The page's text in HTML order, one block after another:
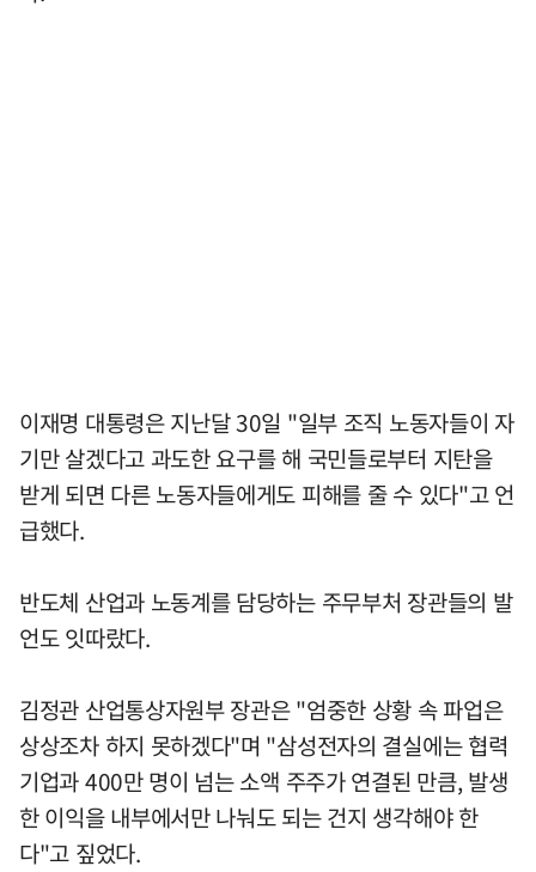
이재명 대통령은 지난달 30일 "일부 조직 노동자들이 자
기만 살겠다고 과도한 요구를 해 국민들로부터 지탄을
받게 되면 다른 노동자들에게도 피해를 줄 수 있다"고 언
급했다.
반도체 산업과 노동계를 담당하는 주무부처 장관들의 발
언도 잇따랐다.
김정관 산업통상자원부 장관은 "엄중한 상황 속 파업은
상상조차 하지 못하겠다"며 "삼성전자의 결실에는 협력
기업과 400만 명이 넘는 소액 주주가 연결된 만큼, 발생
한 이익을 내부에서만 나눠도 되는 건지 생각해야 한
다"고 짚었다.